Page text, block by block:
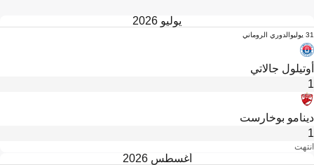
يوليو 2026
31 يوليو الدوري الروماني
أوتيلول جالاتي
1
دينامو بوخارست
1
انتهت
أغسطس 2026